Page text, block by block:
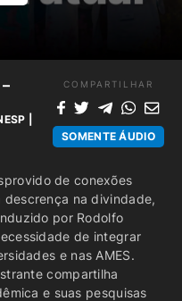
|
COMPARTILHAR
SOMENTE ÁUDIO
de conexões
na divindade,
por Rodolfo
de integrar
e nas AMES.
compartilha
e suas pesquisas